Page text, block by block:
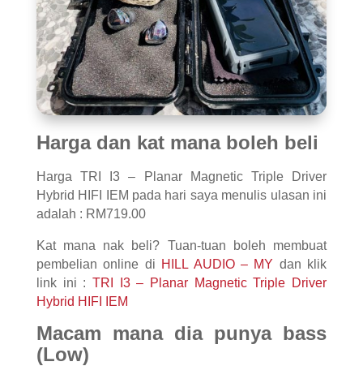
Harga dan kat mana boleh beli
Harga TRI I3 – Planar Magnetic Triple Driver
Hybrid HIFI IEM pada hari saya menulis ulasan ini
adalah : RM719.00
Kat mana nak beli? Tuan-tuan boleh membuat
pembelian online di HILL AUDIO – MY dan klik
link ini : TRI I3 – Planar Magnetic Triple Driver
Hybrid HIFI IEM
Macam mana dia punya bass
(Low)